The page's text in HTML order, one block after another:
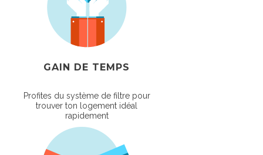
GAIN DE TEMPS
Profites du système de filtre pour
trouver ton logement idéal
rapidement